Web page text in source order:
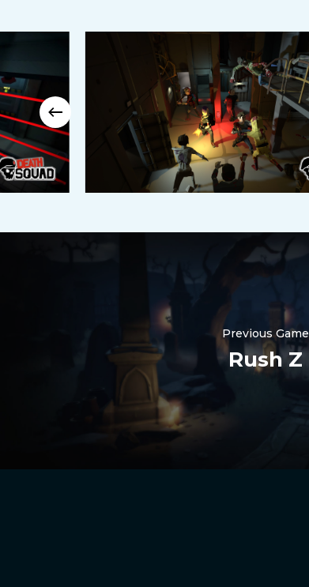
Previous Game
Rush Z